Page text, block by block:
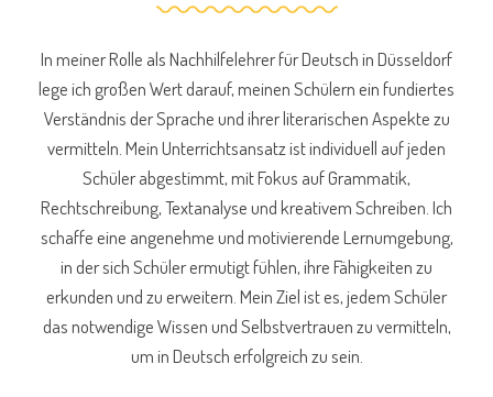
In meiner Rolle als Nachhilfelehrer für Deutsch in Düsseldorf
lege ich großen Wert darauf, meinen Schülern ein fundiertes
Verständnis der Sprache und ihrer literarischen Aspekte zu
vermitteln. Mein Unterrichtsansatz ist individuell auf jeden
Schüler abgestimmt, mit Fokus auf Grammatik,
Rechtschreibung, Textanalyse und kreativem Schreiben. Ich
schaffe eine angenehme und motivierende Lernumgebung,
in der sich Schüler ermutigt fühlen, ihre Fähigkeiten zu
erkunden und zu erweitern. Mein Ziel ist es, jedem Schüler
das notwendige Wissen und Selbstvertrauen zu vermitteln,
um in Deutsch erfolgreich zu sein.